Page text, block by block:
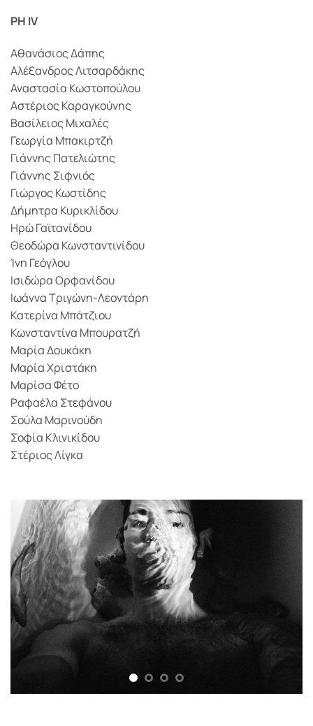
PH IV
Αθανάσιος Δάπης
Αλέξανδρος Λιτσαρδάκης
Αναστασία Κωστοπούλου
Αστέριος Καραγκούνης
Βασίλειος Μιχαλές
Γεωργία Μπακιρτζή
Γιάννης Πατελιώτης
Γιάννης Σιφνιός
Γιώργος Κωστίδης
Δήμητρα Κυρικλίδου
Ηρώ Γαϊτανίδου
Θεοδώρα Κωνσταντινίδου
Ίνη Γεόγλου
Ισιδώρα Ορφανίδου
Ιωάννα Τριγώνη-Λεοντάρη
Κατερίνα Μπάτζιου
Κωνσταντίνα Μπουρατζή
Μαρία Δουκάκη
Μαρία Χριστάκη
Μαρίσα Φέτο
Ραφαέλα Στεφάνου
Σούλα Μαρινούδη
Σοφία Κλινικίδου
Στέριος Λίγκα